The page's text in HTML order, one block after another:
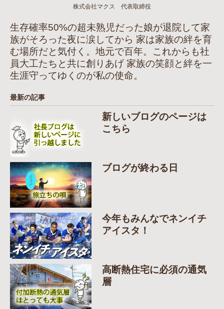
株式会社マクス 代表取締役
生存確率50%の超未熟児だった娘が退院して家
族がそろった夜に涙してから 家は家族の絆を育
む場所だと気付く。地元で百年。これからも社
員大工たちと共に創りあげ 家族の笑顔と絆を一
生涯守ってゆくのが私の使命。
最新の記事
新しいブログのページは
こちら
ブログが終わる日
今年もみんなでネンイチ
アイスタ！
高断熱住宅に必須の通気
層